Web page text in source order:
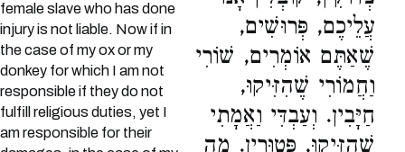
female slave who has done
injury is not liable. Now if in
the case of my ox or my
donkey for which I am not
responsible if they do not
fulfill religious duties, yet I
am responsible for their
עֲלֵיכֶם, פְּרוּשִׁים,
שֶׁאַתֶּם אוֹמְרִים, שׁוֹרִי
וַחֲמוֹרִי שֶׁהִזִּיקוּ,
חַיָּבִין. וְעַבְדִּי וַאֲמָתִי